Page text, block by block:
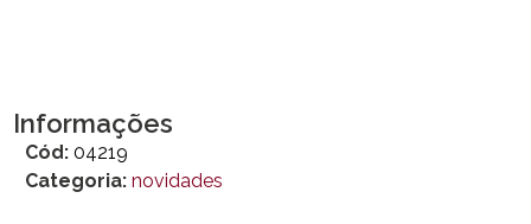
Informações
Cód: 04219
Categoria: novidades